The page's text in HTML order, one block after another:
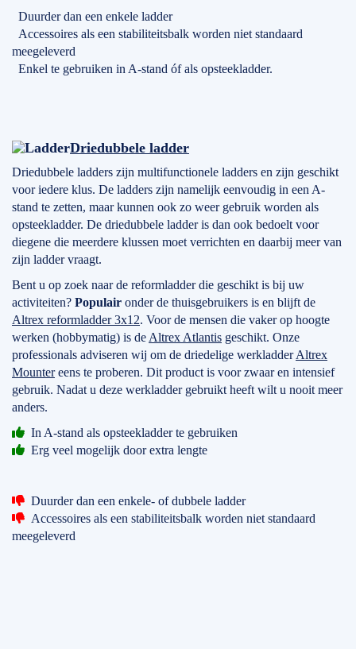
Duurder dan een enkele ladder
Accessoires als een stabiliteitsbalk worden niet standaard
meegeleverd
Enkel te gebruiken in A-stand óf als opsteekladder.
Driedubbele ladder
Driedubbele ladders zijn multifunctionele ladders en zijn geschikt
voor iedere klus. De ladders zijn namelijk eenvoudig in een A-
stand te zetten, maar kunnen ook zo weer gebruik worden als
opsteekladder. De driedubbele ladder is dan ook bedoelt voor
diegene die meerdere klussen moet verrichten en daarbij meer van
zijn ladder vraagt.
Bent u op zoek naar de reformladder die geschikt is bij uw
activiteiten? Populair onder de thuisgebruikers is en blijft de
Altrex reformladder 3x12. Voor de mensen die vaker op hoogte
werken (hobbymatig) is de Altrex Atlantis geschikt. Onze
professionals adviseren wij om de driedelige werkladderAltrex
Mountereens te proberen. Dit product is voor zwaar en intensief
gebruik. Nadat u deze werkladder gebruikt heeft wilt u nooit meer
anders.
In A-stand als opsteekladder te gebruiken
Erg veel mogelijk door extra lengte
Duurder dan een enkele- of dubbele ladder
Accessoires als een stabiliteitsbalk worden niet standaard
meegeleverd